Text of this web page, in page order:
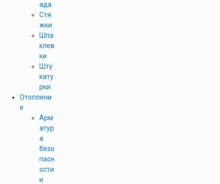
ада
Стя
жки
Шпа
клев
ки
Шту
кату
рки
Отоплени
е
Арм
атур
а
безо
пасн
ости
и